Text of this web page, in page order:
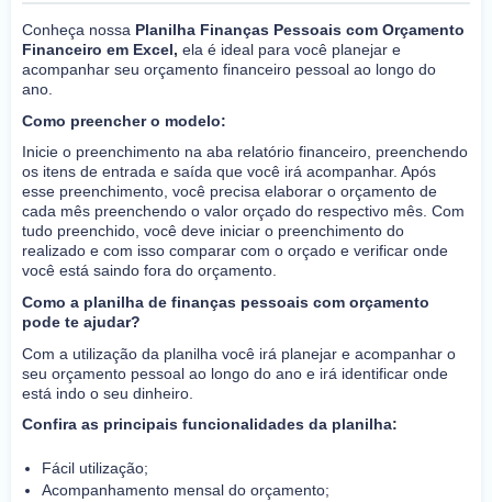
Conheça nossa Planilha Finanças Pessoais com Orçamento
Financeiro em Excel, ela é ideal para você planejar e
acompanhar seu orçamento financeiro pessoal ao longo do
ano.
Como preencher o modelo:
Inicie o preenchimento na aba relatório financeiro, preenchendo
os itens de entrada e saída que você irá acompanhar. Após
esse preenchimento, você precisa elaborar o orçamento de
cada mês preenchendo o valor orçado do respectivo mês. Com
tudo preenchido, você deve iniciar o preenchimento do
realizado e com isso comparar com o orçado e verificar onde
você está saindo fora do orçamento.
Como a planilha de finanças pessoais com orçamento
pode te ajudar?
Com a utilização da planilha você irá planejar e acompanhar o
seu orçamento pessoal ao longo do ano e irá identificar onde
está indo o seu dinheiro.
Confira as principais funcionalidades da planilha:
Fácil utilização;
Acompanhamento mensal do orçamento;